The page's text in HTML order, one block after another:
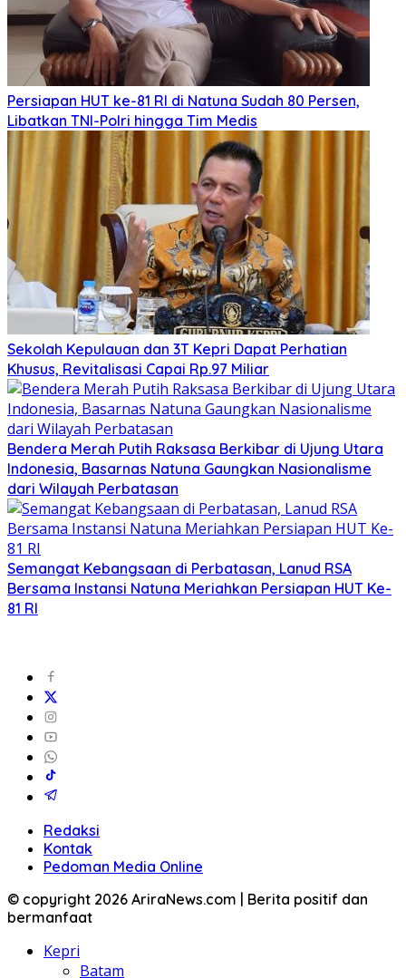
Persiapan HUT ke-81 RI di Natuna Sudah 80 Persen,
Libatkan TNI-Polri hingga Tim Medis
Sekolah Kepulauan dan 3T Kepri Dapat Perhatian
Khusus, Revitalisasi Capai Rp.97 Miliar
Bendera Merah Putih Raksasa Berkibar di Ujung Utara
Indonesia, Basarnas Natuna Gaungkan Nasionalisme
dari Wilayah Perbatasan
Semangat Kebangsaan di Perbatasan, Lanud RSA
Bersama Instansi Natuna Meriahkan Persiapan HUT Ke-
81 RI
Redaksi
Kontak
Pedoman Media Online
© copyright 2026 AriraNews.com | Berita positif dan
bermanfaat
Kepri
Batam